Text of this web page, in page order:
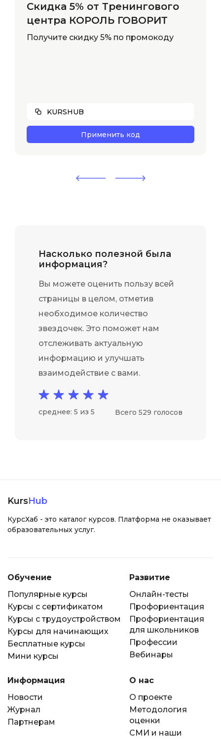
Скидка 5% от Тренингового
центра КОРОЛЬ ГОВОРИТ
Получите скидку 5% по промокоду
Применить код
KURSHUB
Насколько полезной была
информация?
Вы можете оценить пользу всей
страницы в целом, отметив
необходимое количество
звездочек. Это поможет нам
отслеживать актуальную
информацию и улучшать
взаимодействие с вами.
среднее: 5 из 5 Всего 529 голосов
KursHub
КурсХаб - это каталог курсов. Платформа не оказывает
образовательных услуг.
Обучение
Популярные курсы
Курсы с сертификатом
Курсы с трудоустройством
Курсы для начинающих
Бесплатные курсы
Мини курсы
Развитие
Онлайн-тесты
Профориентация
Профориентация
для школьников
Профессии
Вебинары
Информация
Новости
Журнал
Партнерам
О нас
О проекте
Методология
оценки
СМИ и наши